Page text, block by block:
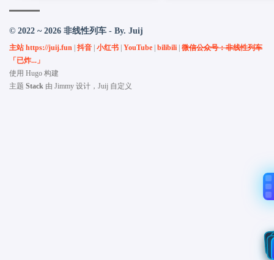
© 2022 ~ 2026 非线性列车 - By. Juij
主站 https://juij.fun 抖音 小红书 YouTube bilibili 微信公众号：非线性列车
「已炸...」
使用 Hugo 构建
主题 Stack 由 Jimmy 设计，Juij 自定义